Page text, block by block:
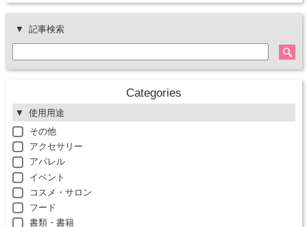
記事検索
Categories
使用用途
その他
アクセサリー
アパレル
イベント
コスメ・サロン
フード
書類・書籍